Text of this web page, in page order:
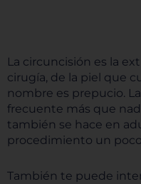
La circuncisión es la
cirugía, de la piel que
nombre es prepucio.
frecuente más que
también se hace en
procedimiento un
También te puede